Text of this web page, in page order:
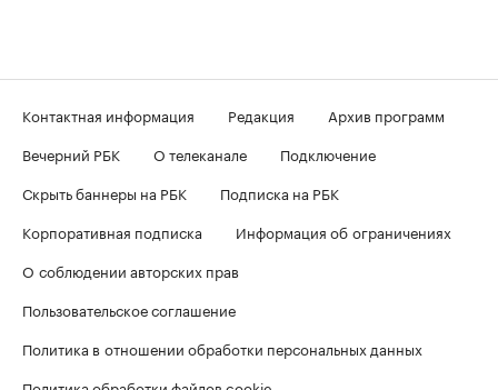
Контактная информация Редакция
Архив программ
Вечерний РБК
О телеканале
Подключение
Скрыть баннеры на РБК
Подписка на РБК
Корпоративная подписка
Информация об ограничениях
О соблюдении авторских прав
Пользовательское соглашение
Политика в отношении обработки персональных данных